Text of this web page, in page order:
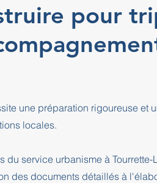
pour
une préparation rigoureuse et
locales.
service urbanisme à Tourrette-
des documents détaillés à